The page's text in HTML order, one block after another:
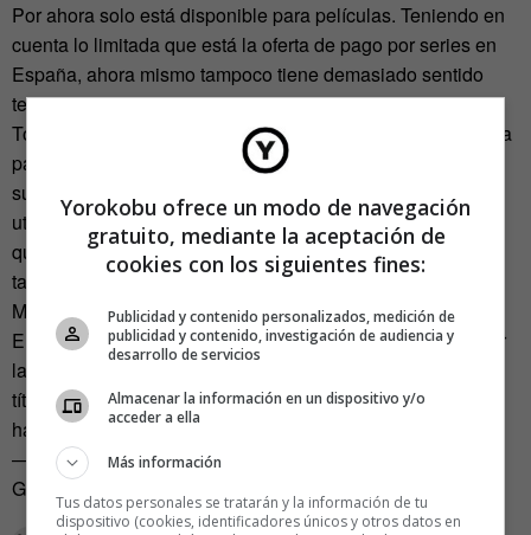
Por ahora solo está disponible para películas. Teniendo en
cuenta lo limitada que está la oferta de pago por series en
España, ahora mismo tampoco tiene demasiado sentido
tenerlo operativo.
Todavía no hemos podido contactar con los creadores de la
página (actualizaremos la información cuando tengamos
sus declaraciones) pero todo apunta a que la página
utilizará un sistema de comisiones sobre las transacciones
que se realizan partiendo de la web. Al final de la página
también se informa que ha recibido subvenciones del
Ministerio de cultura.
Encuentra tu Peli es un nuevo paso en positivo para seguir
la apertura del cine a la web pero que solo haya 9.000
títulos disponibles muestra que todavía queda mucho por
hacer.
—
Gracias a
Yorokobu ofrece un modo de navegación
gratuito, mediante la aceptación de
cookies con los siguientes fines:
Publicidad y contenido personalizados, medición de
publicidad y contenido, investigación de audiencia y
desarrollo de servicios
Almacenar la información en un dispositivo y/o
acceder a ella
Más información
Tus datos personales se tratarán y la información de tu
dispositivo (cookies, identificadores únicos y otros datos en